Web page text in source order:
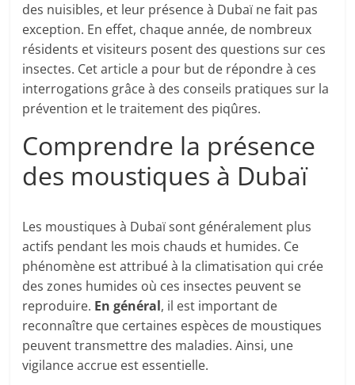
des nuisibles, et leur présence à Dubaï ne fait pas
exception. En effet, chaque année, de nombreux
résidents et visiteurs posent des questions sur ces
insectes. Cet article a pour but de répondre à ces
interrogations grâce à des conseils pratiques sur la
prévention et le traitement des piqûres.
Comprendre la présence
des moustiques à Dubaï
Les moustiques à Dubaï sont généralement plus
actifs pendant les mois chauds et humides. Ce
phénomène est attribué à la climatisation qui crée
des zones humides où ces insectes peuvent se
reproduire. En général, il est important de
reconnaître que certaines espèces de moustiques
peuvent transmettre des maladies. Ainsi, une
vigilance accrue est essentielle.